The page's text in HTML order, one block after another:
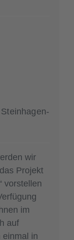
wir
Projekt
vorstellen
im
auf
einmal in